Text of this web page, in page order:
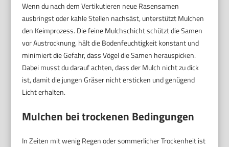
Wenn du nach dem Vertikutieren neue Rasensamen
ausbringst oder kahle Stellen nachsäst, unterstützt Mulchen
den Keimprozess. Die feine Mulchschicht schützt die Samen
vor Austrocknung, hält die Bodenfeuchtigkeit konstant und
minimiert die Gefahr, dass Vögel die Samen herauspicken.
Dabei musst du darauf achten, dass der Mulch nicht zu dick
ist, damit die jungen Gräser nicht ersticken und genügend
Licht erhalten.
Mulchen bei trockenen Bedingungen
In Zeiten mit wenig Regen oder sommerlicher Trockenheit ist